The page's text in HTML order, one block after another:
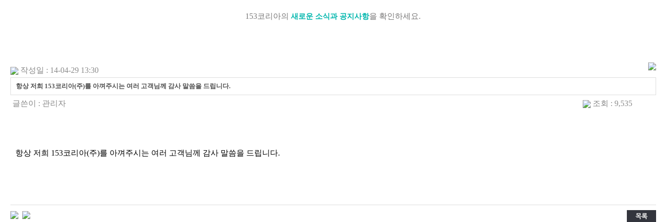
153코리아의 새로운 소식과 공지사항을 확인하세요.
작성일 : 14-04-29 13:30
항상 저희 153코리아(주)를 아껴주시는 여러 고객님께 감사 말씀을 드립니다.
글쓴이 : 관리자 조회 : 9,535
항상 저희 153코리아(주)를 아껴주시는 여러 고객님께 감사 말씀을 드립니다.